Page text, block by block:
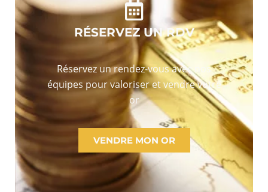
RÉSERVEZ UN RDV
Réservez un rendez-vous avec nos
équipes pour valoriser et vendre votre
or
VENDRE MON OR